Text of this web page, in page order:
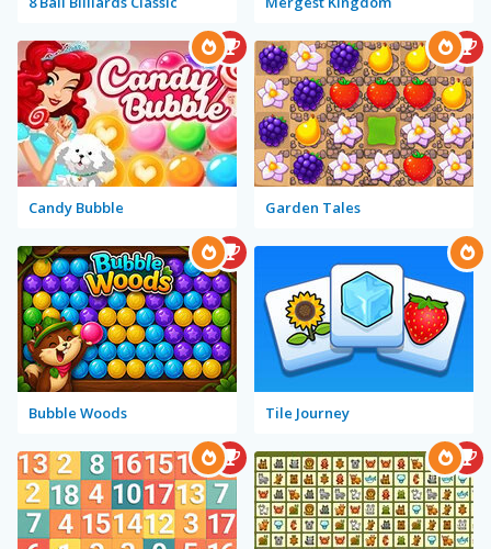
Candy Bubble Garden Tales
Bubble Woods Tile Journey